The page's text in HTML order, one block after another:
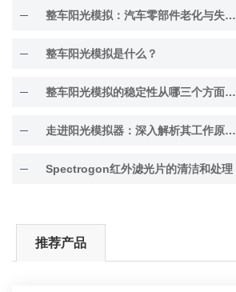
整车阳光模拟：汽车零部件老化与失效分析的*工具
整车阳光模拟是什么？
整车阳光模拟的稳定性从哪三个方面考量
走进阳光模拟器：深入解析其工作原理与多元应用场景
Spectrogon红外滤光片的清洁和处理
推荐产品